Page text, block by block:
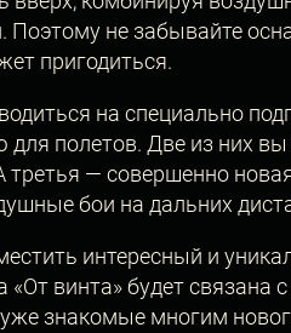
Поэтому не забывайте
пригодиться.
на специально
полетов. Две из них
третья — совершенно
бои на дальних
интересный и
«От винта» будет
знакомые многим